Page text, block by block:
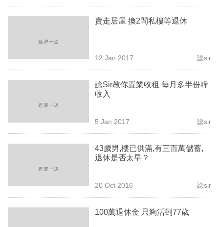
欄
區
賣走居屋 換2間私樓等退休
12 Jan 2017 諗sir
諗Sir教你置業收租 每月多半份糧
收入
5 Jan 2017 諗sir
43歲男,樓已供滿,有三百萬儲蓄,
退休是否太早？
20 Oct 2016 諗sir
100萬退休金 只夠活到77歲